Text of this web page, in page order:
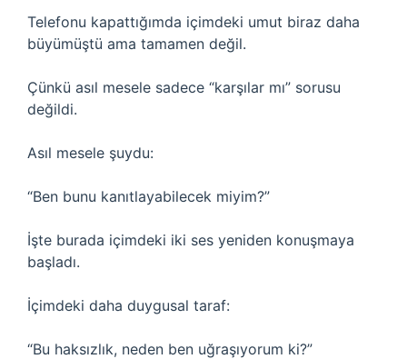
Telefonu kapattığımda içimdeki umut biraz daha
büyümüştü ama tamamen değil.
Çünkü asıl mesele sadece “karşılar mı” sorusu
değildi.
Asıl mesele şuydu:
“Ben bunu kanıtlayabilecek miyim?”
İşte burada içimdeki iki ses yeniden konuşmaya
başladı.
İçimdeki daha duygusal taraf:
“Bu haksızlık, neden ben uğraşıyorum ki?”